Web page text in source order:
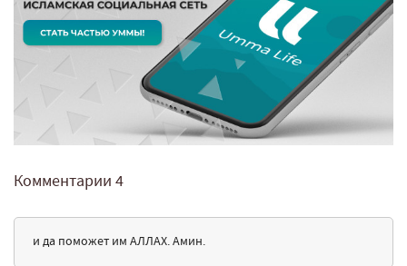
Комментарии 4
и да поможет им АЛЛАХ. Амин.